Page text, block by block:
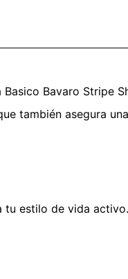
Bavaro Stripe
también asegura
tu estilo de vida